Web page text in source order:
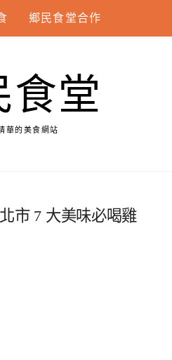
鄉民食堂合作
食堂
華的美食網站
市 7 大美味必喝雞